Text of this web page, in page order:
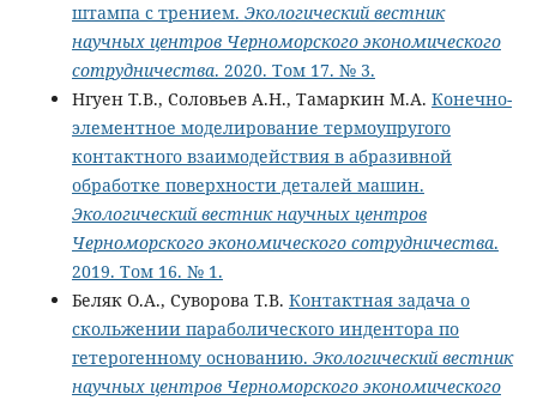
штампа с трением. Экологический вестник
научных центров Черноморского экономического
сотрудничества. 2020. Том 17. № 3.
Нгуен Т.В., Соловьев A.Н., Тамаркин M.А. Конечно-
элементное моделирование термоупругого
контактного взаимодействия в абразивной
обработке поверхности деталей машин.
Экологический вестник научных центров
Черноморского экономического сотрудничества.
2019. Том 16. № 1.
Беляк О.А., Суворова Т.В. Контактная задача о
скольжении параболического индентора по
гетерогенному основанию. Экологический вестник
научных центров Черноморского экономического